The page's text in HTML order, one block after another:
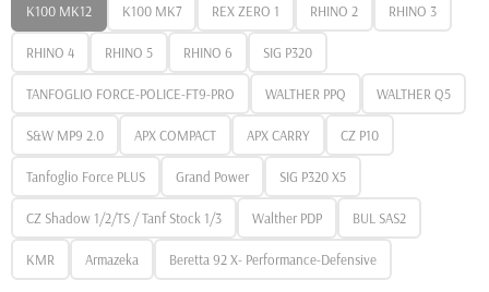
K100 MK12 K100 MK7 REX ZERO 1 RHINO 2 RHINO 3
RHINO 4 RHINO 5 RHINO 6 SIG P320
TANFOGLIO FORCE-POLICE-FT9-PRO WALTHER PPQ WALTHER Q5
S&W MP9 2.0 APX COMPACT APX CARRY CZ P10
Tanfoglio Force PLUS Grand Power SIG P320 X5
CZ Shadow 1/2/TS / Tanf Stock 1/3 Walther PDP BUL SAS2
KMR Armazeka Beretta 92 X- Performance-Defensive